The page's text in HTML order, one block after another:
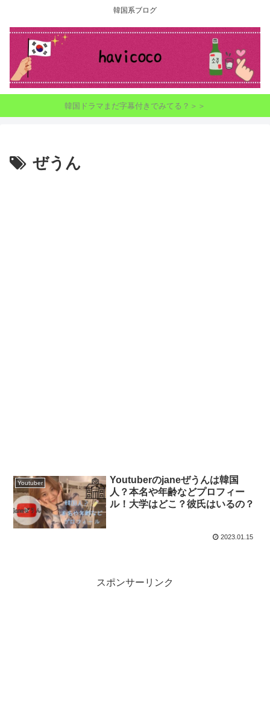
韓国系ブログ
韓国ドラマまだ字幕付きでみてる？＞＞
ぜうん
Youtuber
Youtuberのjaneぜうんは韓国
人？本名や年齢などプロフィー
ル！大学はどこ？彼氏はいるの？
2023.01.15
スポンサーリンク